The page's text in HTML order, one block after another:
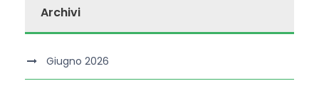
Archivi
Giugno 2026